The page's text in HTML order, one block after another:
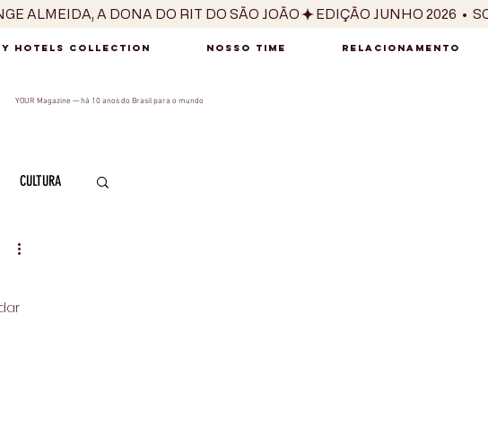
HOTELS COLLECTION NOSSO TIME RELACIONAMENTO
YOUR Magazine — há 10 anos do Brasil para o mundo
CULTURA